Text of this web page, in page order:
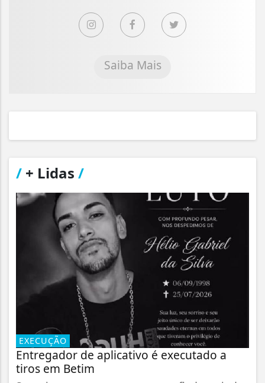
Saiba Mais
/ + Lidas /
EXECUÇÃO
Entregador de aplicativo é executado a
tiros em Betim